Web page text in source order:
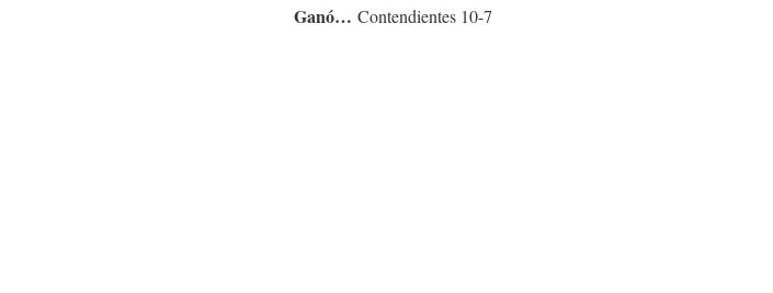
Ganó… Contendientes 10-7